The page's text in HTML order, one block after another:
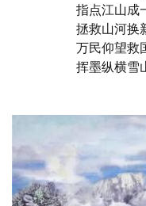
指点江山成
拯救山河换
万民仰望救
挥墨纵横雪